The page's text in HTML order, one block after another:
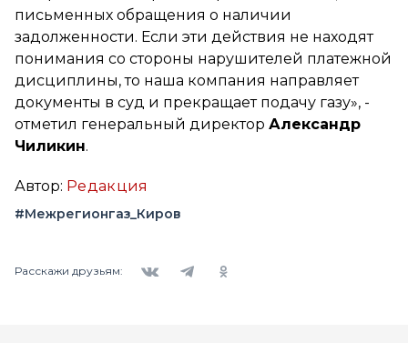
письменных обращения о наличии
задолженности. Если эти действия не находят
понимания со стороны нарушителей платежной
дисциплины, то наша компания направляет
документы в суд и прекращает подачу газу», -
отметил генеральный директор Александр
Чиликин.
Автор: Редакция
#Межрегионгаз_Киров
Расскажи друзьям: